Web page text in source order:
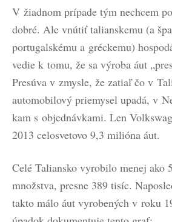
V žiadnom prípade tým nechcem
dobré. Ale vnútiť talianskemu (a
portugalskému a gréckemu)
vedie k tomu, že sa výroba áut
Presúva v zmysle, že zatiaľ čo v
automobilový priemysel upadá, v
kam s objednávkami. Len
2013 celosvetovo 9,3 milióna áut.
Celé Taliansko vyrobilo menej ako
množstva, presne 389 tisíc.
takto málo áut vyrobených v roku